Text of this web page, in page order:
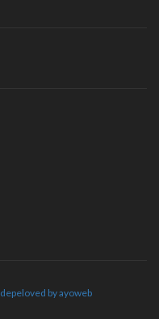
depeloved by ayoweb